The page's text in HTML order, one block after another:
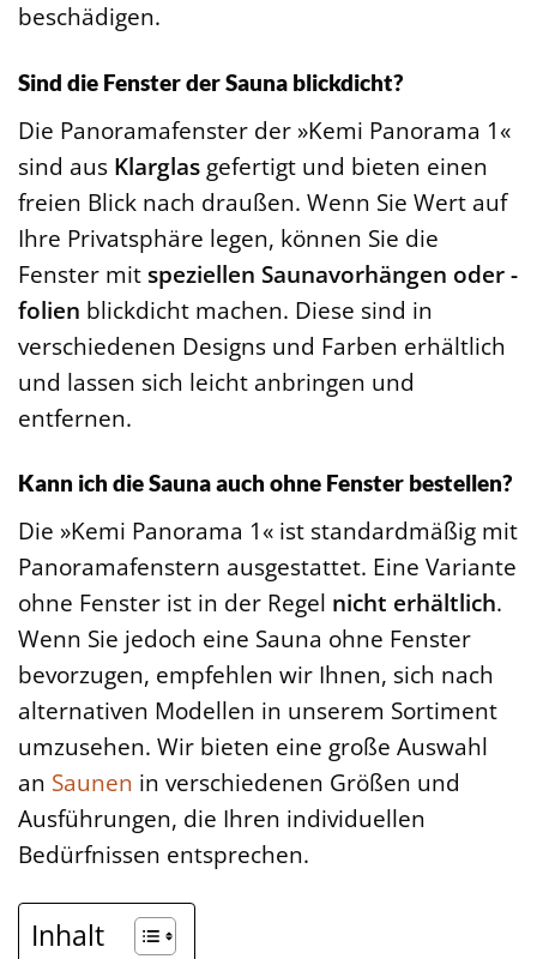
beschädigen.
Sind die Fenster der Sauna blickdicht?
Die Panoramafenster der »Kemi Panorama 1«
sind aus Klarglas gefertigt und bieten einen
freien Blick nach draußen. Wenn Sie Wert auf
Ihre Privatsphäre legen, können Sie die
Fenster mitspeziellen Saunavorhängen oder -
folien blickdicht machen. Diese sind in
verschiedenen Designs und Farben erhältlich
und lassen sich leicht anbringen und
entfernen.
Kann ich die Sauna auch ohne Fenster bestellen?
Die »Kemi Panorama 1« ist standardmäßig mit
Panoramafenstern ausgestattet. Eine Variante
ohne Fenster ist in der Regel nicht erhältlich.
Wenn Sie jedoch eine Sauna ohne Fenster
bevorzugen, empfehlen wir Ihnen, sich nach
alternativen Modellen in unserem Sortiment
umzusehen. Wir bieten eine große Auswahl
an Saunen in verschiedenen Größen und
Ausführungen, die Ihren individuellen
Bedürfnissen entsprechen.
Inhalt